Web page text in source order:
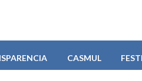
CASMUL